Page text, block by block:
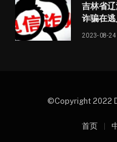
吉林省
诈骗在
2023-08-24
©Copyright 2022
首页